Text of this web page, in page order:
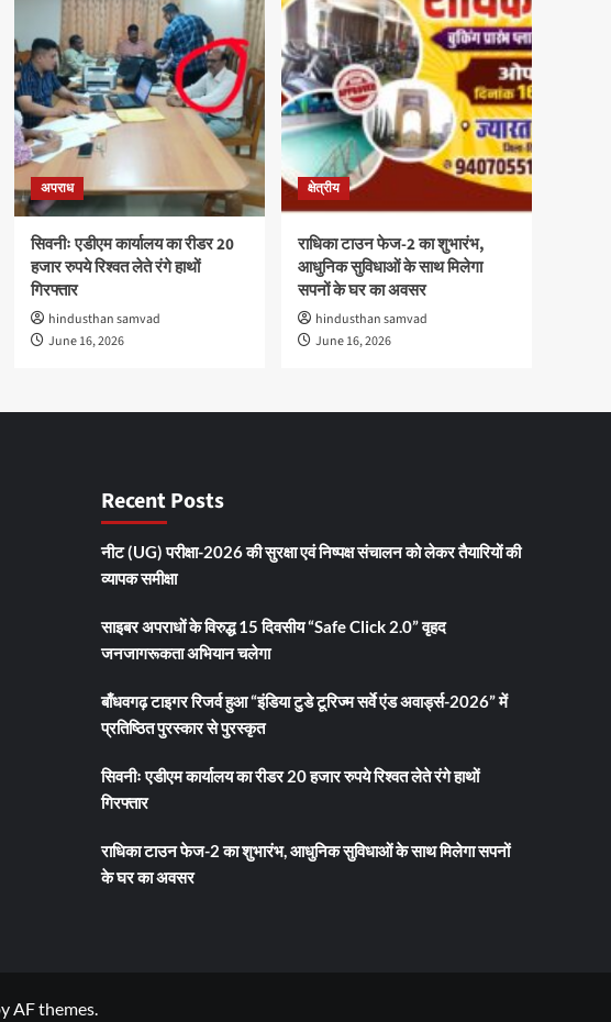
अपराध
सिवनीः एडीएम कार्यालय का रीडर 20
हजार रुपये रिश्वत लेते रंगे हाथों
गिरफ्तार
hindusthan samvad
June 16, 2026
क्षेत्रीय
राधिका टाउन फेज-2 का शुभारंभ,
आधुनिक सुविधाओं के साथ मिलेगा
सपनों के घर का अवसर
hindusthan samvad
June 16, 2026
Recent Posts
नीट (UG) परीक्षा-2026 की सुरक्षा एवं निष्पक्ष संचालन को लेकर तैयारियों की
व्यापक समीक्षा
साइबर अपराधों के विरुद्ध 15 दिवसीय “Safe Click 2.0” वृहद
जनजागरूकता अभियान चलेगा
बाँधवगढ़ टाइगर रिजर्व हुआ “इंडिया टुडे टूरिज्म सर्वे एंड अवार्ड्स-2026” में
प्रतिष्ठित पुरस्कार से पुरस्कृत
सिवनीः एडीएम कार्यालय का रीडर 20 हजार रुपये रिश्वत लेते रंगे हाथों
गिरफ्तार
राधिका टाउन फेज-2 का शुभारंभ, आधुनिक सुविधाओं के साथ मिलेगा सपनों
के घर का अवसर
AF themes.